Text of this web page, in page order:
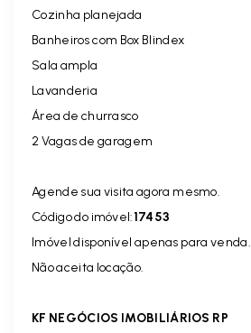
Cozinha planejada
Banheiros com Box Blindex
Sala ampla
Lavanderia
Área de churrasco
2 Vagas de garagem
Agende sua visita agora mesmo.
Código do imóvel:17453
Imóvel disponível apenas para venda.
Não aceita locação.
KF NEGÓCIOS IMOBILIÁRIOS RP